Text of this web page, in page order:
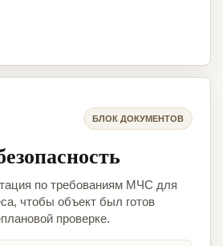
БЛОК ДОКУМЕНТОВ
по требованиям МЧС для
чтобы объект был готов
проверке.